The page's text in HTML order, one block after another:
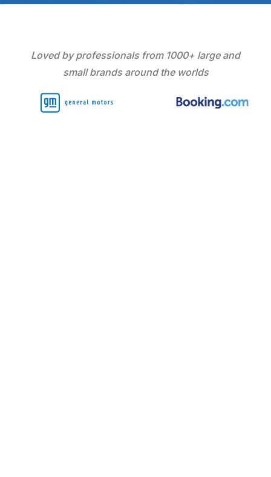
Loved by professionals from 1000+ large and
small brands around the worlds